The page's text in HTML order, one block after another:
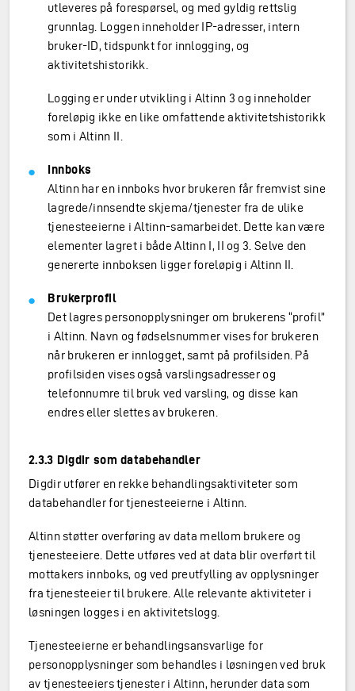
utleveres på forespørsel, og med gyldig rettslig
grunnlag. Loggen inneholder IP-adresser, intern
bruker-ID, tidspunkt for innlogging, og
aktivitetshistorikk.
Logging er under utvikling i Altinn 3 og inneholder
foreløpig ikke en like omfattende aktivitetshistorikk
som i Altinn II.
Innboks
Altinn har en innboks hvor brukeren får fremvist sine
lagrede/innsendte skjema/tjenester fra de ulike
tjenesteeierne i Altinn-samarbeidet. Dette kan være
elementer lagret i både Altinn I, II og 3. Selve den
genererte innboksen ligger foreløpig i Altinn II.
Brukerprofil
Det lagres personopplysninger om brukerens “profil”
i Altinn. Navn og fødselsnummer vises for brukeren
når brukeren er innlogget, samt på profilsiden. På
profilsiden vises også varslingsadresser og
telefonnumre til bruk ved varsling, og disse kan
endres eller slettes av brukeren.
2.3.3 Digdir som databehandler
Digdir utfører en rekke behandlingsaktiviteter som
databehandler for tjenesteeierne i Altinn.
Altinn støtter overføring av data mellom brukere og
tjenesteeiere. Dette utføres ved at data blir overført til
mottakers innboks, og ved preutfylling av opplysninger
fra tjenesteeier til brukere. Alle relevante aktiviteter i
løsningen logges i en aktivitetslogg.
Tjenesteeierne er behandlingsansvarlige for
personopplysninger som behandles i løsningen ved bruk
av tjenesteeiers tjenester i Altinn, herunder data som